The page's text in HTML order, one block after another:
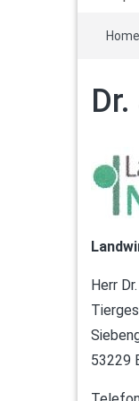
Home
Herr
53229